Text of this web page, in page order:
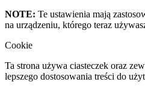
NOTE: Te ustawienia mają
na urządzeniu, którego teraz
Cookie
Ta strona używa ciasteczek oraz
lepszego dostosowania treści do